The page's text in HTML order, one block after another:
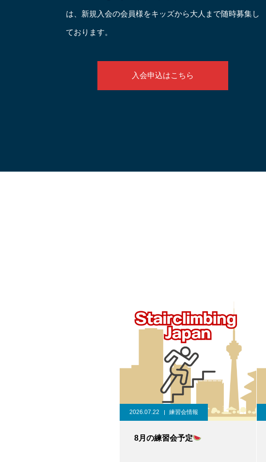
は、新規入会の会員様をキッズから大人まで随時募集し
ております。
入会申込はこちら
2026.07.22 練習会情報
8月の練習会予定